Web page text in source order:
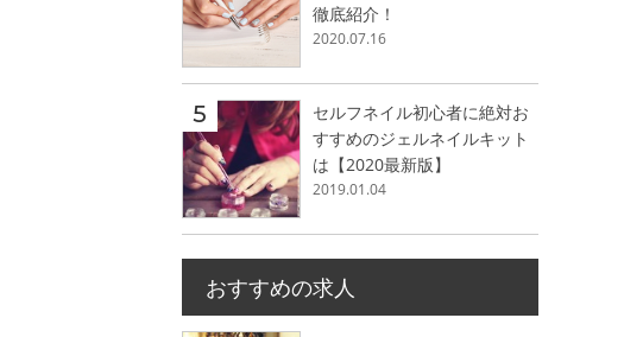
徹底紹介！
2020.07.16
セルフネイル初心者に絶対お
すすめのジェルネイルキット
は【2020最新版】
2019.01.04
おすすめの求人